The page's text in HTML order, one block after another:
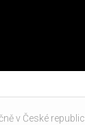
v České